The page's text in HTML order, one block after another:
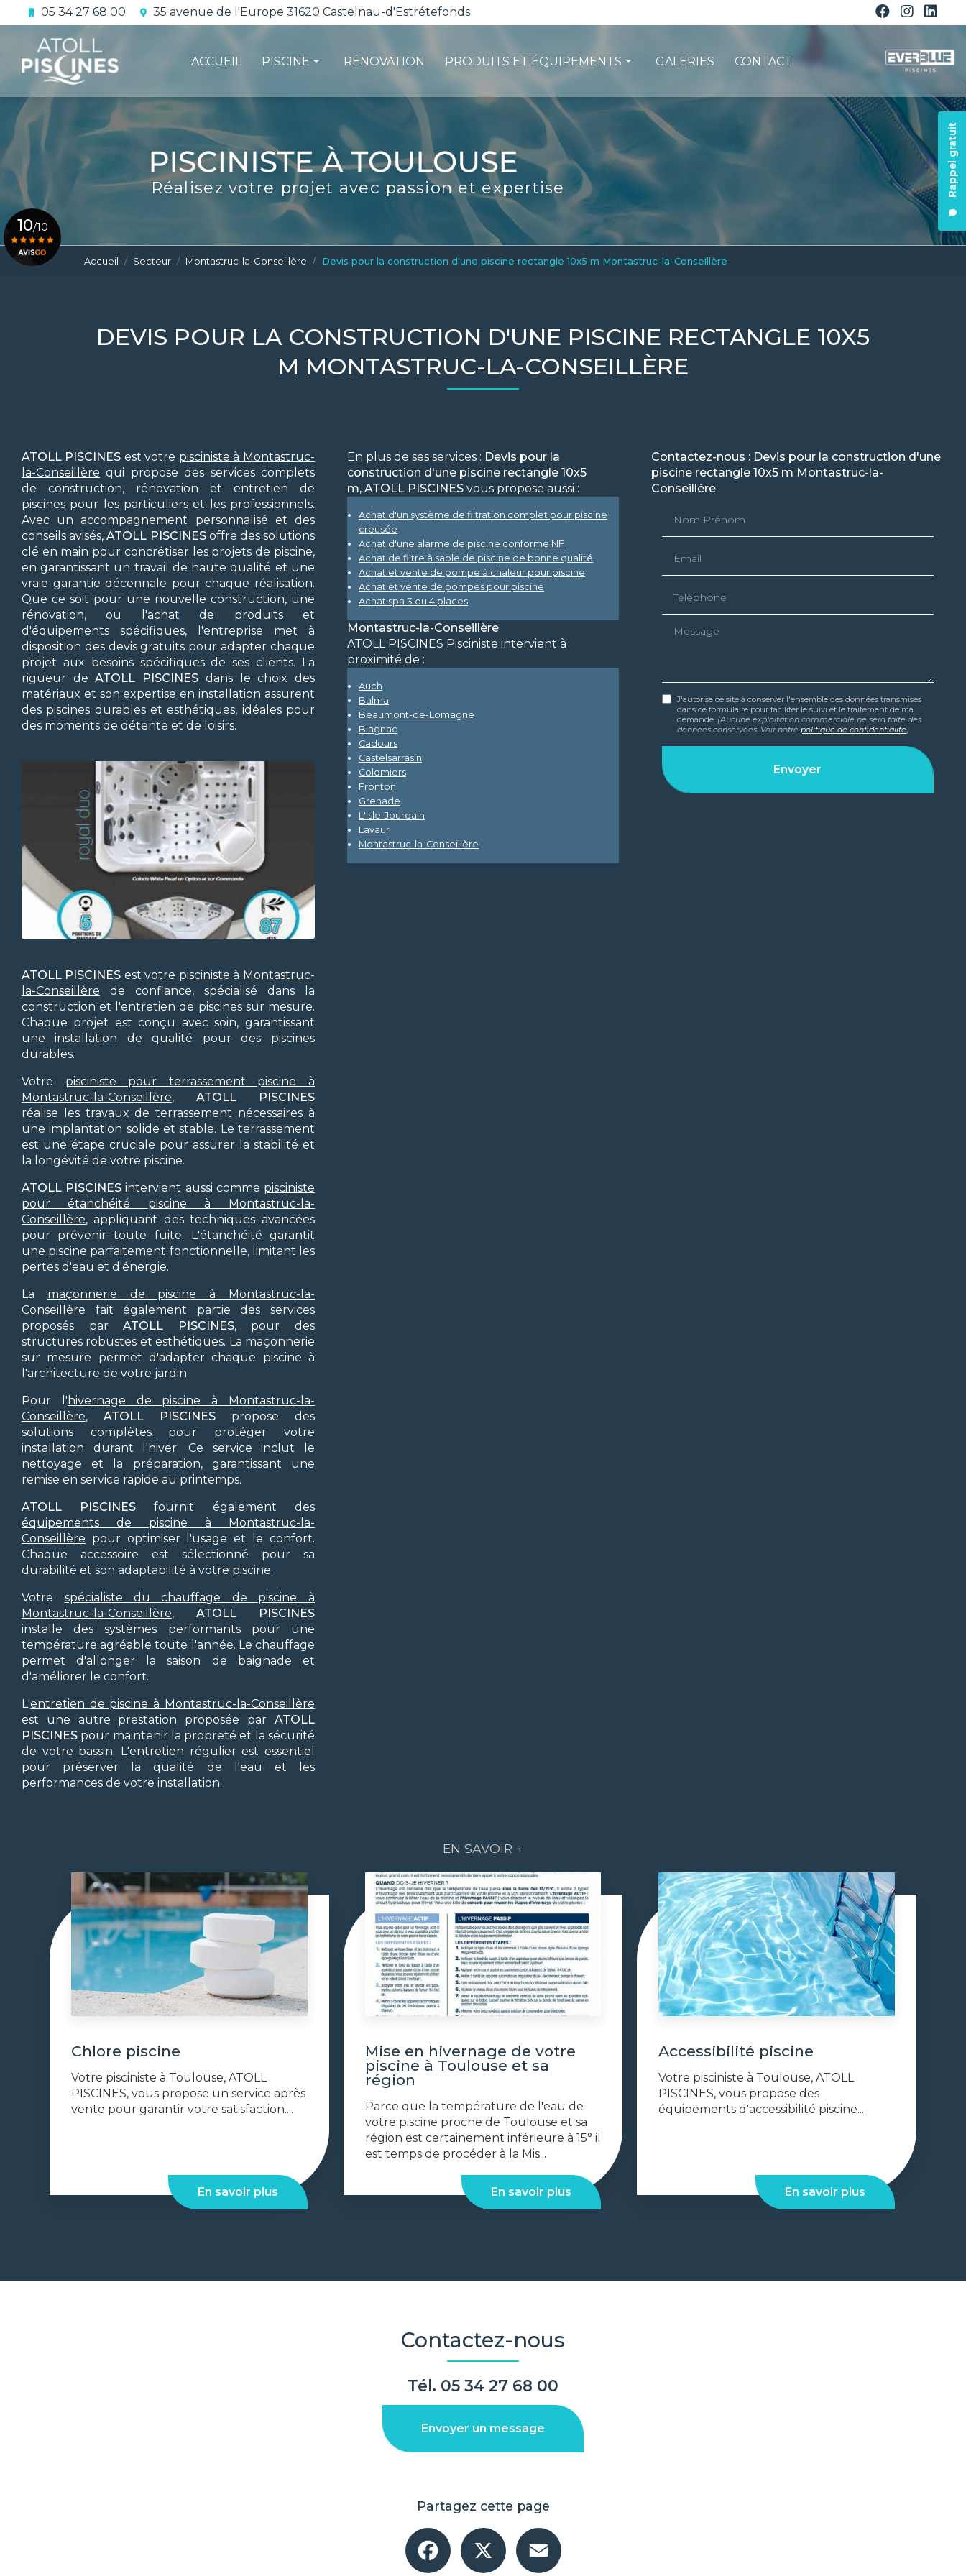
au
contenu
principal
05 34 27 68 00 35 avenue de l'Europe 31620 Castelnau-d'Estrétefonds
Rappel gratuit
ACCUEIL PISCINE
L'étanchéité
La conformité
Le contrat d'entretien
RÉNOVATION PRODUITS ET ÉQUIPEMENTS
Les pompes à chaleur
La filtration
Les robots piscines
Volets et sécurité
La stérilisation
Les abris
Spas-Balnéo
GALERIES CONTACT
Réalisez votre projet avec passion et expertise
10/10
Accueil Secteur Montastruc-la-Conseillère Devis pour la construction d'une piscine rectangle 10x5 m Montastruc-la-Conseillère
DEVIS POUR LA CONSTRUCTION D'UNE PISCINE RECTANGLE 10X5
M MONTASTRUC-LA-CONSEILLÈRE
ATOLL PISCINES est votre pisciniste à Montastruc-
la-Conseillère qui propose des services complets
de construction, rénovation et entretien de
piscines pour les particuliers et les professionnels.
Avec un accompagnement personnalisé et des
conseils avisés, ATOLL PISCINESoffre des solutions
clé en main pour concrétiser les projets de piscine,
en garantissant un travail de haute qualité et une
vraie garantie décennale pour chaque réalisation.
Que ce soit pour une nouvelle construction, une
rénovation, ou l'achat de produits et
d'équipements spécifiques, l'entreprise met à
disposition des devis gratuits pour adapter chaque
projet aux besoins spécifiques de ses clients. La
rigueur deATOLL PISCINES dans le choix des
matériaux et son expertise en installation assurent
des piscines durables et esthétiques, idéales pour
des moments de détente et de loisirs.
ATOLL PISCINES est votre pisciniste à Montastruc-
la-Conseillère de confiance, spécialisé dans la
construction et l'entretien de piscines sur mesure.
Chaque projet est conçu avec soin, garantissant
une installation de qualité pour des piscines
durables.
Votre pisciniste pour terrassement piscine à
Montastruc-la-Conseillère, ATOLL PISCINES
réalise les travaux de terrassement nécessaires à
une implantation solide et stable. Le terrassement
est une étape cruciale pour assurer la stabilité et
la longévité de votre piscine.
ATOLL PISCINES intervient aussi comme pisciniste
pour étanchéité piscine à Montastruc-la-
Conseillère, appliquant des techniques avancées
pour prévenir toute fuite. L'étanchéité garantit
une piscine parfaitement fonctionnelle, limitant les
pertes d'eau et d'énergie.
La maçonnerie de piscine à Montastruc-la-
Conseillère fait également partie des services
proposés parATOLL PISCINES, pour des
structures robustes et esthétiques. La maçonnerie
sur mesure permet d'adapter chaque piscine à
l'architecture de votre jardin.
Pour l' hivernage de piscine à Montastruc-la-
Conseillère, ATOLL PISCINES propose des
solutions complètes pour protéger votre
installation durant l'hiver. Ce service inclut le
nettoyage et la préparation, garantissant une
remise en service rapide au printemps.
ATOLL PISCINES fournit également des
équipements de piscine à Montastruc-la-
Conseillère pour optimiser l'usage et le confort.
Chaque accessoire est sélectionné pour sa
durabilité et son adaptabilité à votre piscine.
Votre spécialiste du chauffage de piscine à
Montastruc-la-Conseillère, ATOLL PISCINES
installe des systèmes performants pour une
température agréable toute l'année. Le chauffage
permet d'allonger la saison de baignade et
d'améliorer le confort.
L'entretien de piscine à Montastruc-la-Conseillère
est une autre prestation proposée par ATOLL
PISCINES pour maintenir la propreté et la sécurité
de votre bassin. L'entretien régulier est essentiel
pour préserver la qualité de l'eau et les
performances de votre installation.
En plus de ses services : Devis pour la
construction d'une piscine rectangle 10x5
m, ATOLL PISCINESvous propose aussi :
Achat d'un système de filtration complet pour piscine
creusée
Achat d'une alarme de piscine conforme NF
Achat de filtre à sable de piscine de bonne qualité
Achat et vente de pompe à chaleur pour piscine
Achat et vente de pompes pour piscine
Achat spa 3 ou 4 places
Montastruc-la-Conseillère
ATOLL PISCINES Pisciniste intervient à
proximité de :
Auch
Balma
Beaumont-de-Lomagne
Blagnac
Cadours
Castelsarrasin
Colomiers
Fronton
Grenade
L'Isle-Jourdain
Lavaur
Montastruc-la-Conseillère
Contactez-nous : Devis pour la construction d'une
piscine rectangle 10x5 m Montastruc-la-
Conseillère
Message
J'autorise ce site à conserver l'ensemble des données transmises
dans ce formulaire pour faciliter le suivi et le traitement de ma
demande. (Aucune exploitation commerciale ne sera faite des
données conservées. Voir notre politique de confidentialité)
EN SAVOIR +
Chlore piscine
Votre pisciniste à Toulouse, ATOLL
PISCINES, vous propose un service après
vente pour garantir votre satisfaction....
En savoir plus
Mise en hivernage de votre
piscine à Toulouse et sa
région
Parce que la température de l'eau de
votre piscine proche de Toulouse et sa
région est certainement inférieure à 15° il
est temps de procéder à la Mis...
En savoir plus
Accessibilité piscine
Votre pisciniste à Toulouse, ATOLL
PISCINES, vous propose des
équipements d'accessibilité piscine....
En savoir plus
Contactez-nous
Tél. 05 34 27 68 00
Envoyer un message
Partagez cette page
Facebook